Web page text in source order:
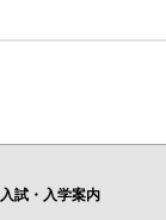
入試・入学案内